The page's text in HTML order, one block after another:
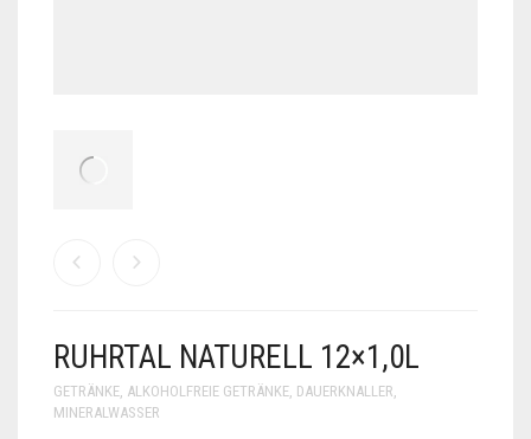
RUHRTAL NATURELL 12×1,0L
GETRÄNKE ALKOHOLFREIE GETRÄNKE DAUERKNALLER
MINERALWASSER